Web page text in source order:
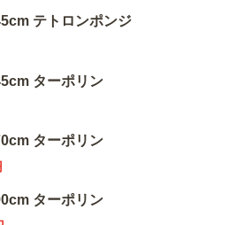
テトロンポンジ
ターポリン
ターポリン
ターポリン